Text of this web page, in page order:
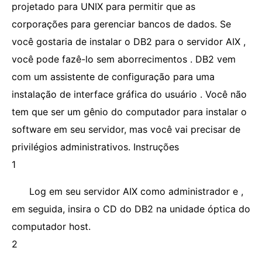
projetado para UNIX para permitir que as
corporações para gerenciar bancos de dados. Se
você gostaria de instalar o DB2 para o servidor AIX ,
você pode fazê-lo sem aborrecimentos . DB2 vem
com um assistente de configuração para uma
instalação de interface gráfica do usuário . Você não
tem que ser um gênio do computador para instalar o
software em seu servidor, mas você vai precisar de
privilégios administrativos. Instruções
1
Log em seu servidor AIX como administrador e ,
em seguida, insira o CD do DB2 na unidade óptica do
computador host.
2